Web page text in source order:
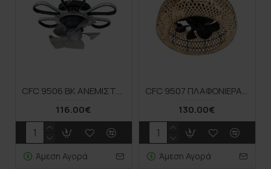
CFC 9506 ΒΚ ΑΝΕΜΙΣΤΗΡΑΣ ΟΡΟΦΗΣ ΜΑΡΓΑΡΙΤΑ ΜΕ LED ΦΩΤΙΣΜΟ+CONTROL
116.00€
Άμεση Αγορά
CFC 9507 ΠΛΑΦΟΝΙΕΡΑ ΑΝΕΜΙΣΤΗΡΑΣ ΜΠΑΜΠΟΥ 4ΧΕ27 Ο ΑΝΕΜΙΣΤΗΡΑΣ 30W
130.00€
Άμεση Αγορά